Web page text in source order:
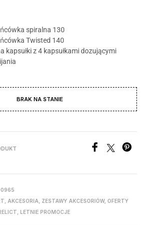
spiralna 130
Twisted 140
kapsułki z 4 kapsułkami dozującymi
BRAK NA STANIE
AKCESORIA ZESTAWY AKCESORIÓW, OFERTY
LETNIE PROMOCJE